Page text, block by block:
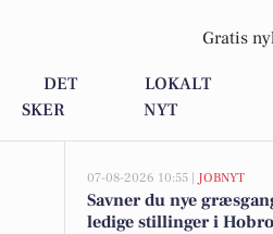
Gratis
DET
SKER
LOKALT
NYT
07-08-2026 10:55 | JOBNYT
Savner du nye
ledige stillinger i